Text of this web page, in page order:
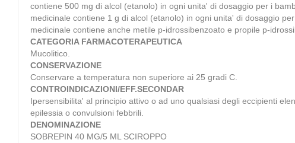
contiene 500 mg di alcol (etanolo) in ogni unita' di dosaggio per i
medicinale contiene 1 g di alcol (etanolo) in ogni unita' di dosaggio
medicinale contiene anche metile p-idrossibenzoato e propile p-
CATEGORIA FARMACOTERAPEUTICA
Mucolitico.
CONSERVAZIONE
Conservare a temperatura non superiore ai 25 gradi C.
CONTROINDICAZIONI/EFF.SECONDAR
Ipersensibilita' al principio attivo o ad uno qualsiasi degli eccipienti
epilessia o convulsioni febbrili.
DENOMINAZIONE
SOBREPIN 40 MG/5 ML SCIROPPO